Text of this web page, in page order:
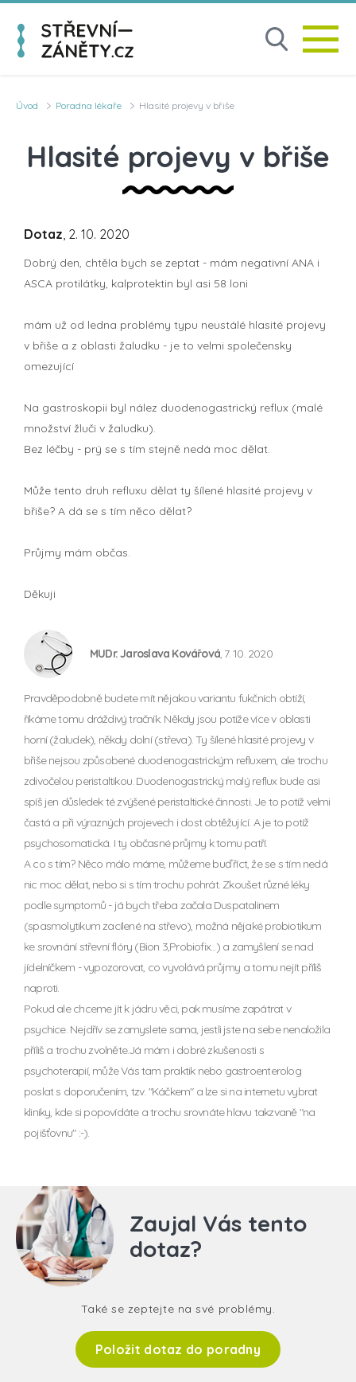
Úvod Poradna lékaře Hlasité projevy v břiše
Hlasité projevy v břiše
Dotaz, 2. 10. 2020
Dobrý den, chtěla bych se zeptat - mám negativní ANA i
ASCA protilátky, kalprotektin byl asi 58 loni
mám už od ledna problémy typu neustálé hlasité projevy
v břiše a z oblasti žaludku - je to velmi společensky
omezující
Na gastroskopii byl nález duodenogastrický reflux (malé
množství žluči v žaludku).
Bez léčby - prý se s tím stejně nedá moc dělat.
Může tento druh refluxu dělat ty šílené hlasité projevy v
břiše? A dá se s tím něco dělat?
Průjmy mám občas.
Děkuji
MUDr. Jaroslava Kovářová, 7. 10. 2020
Pravděpodobně budete mít nějakou variantu fukčních obtíží,
říkáme tomu dráždivý tračník. Někdy jsou potíže více v oblasti
horní (žaludek), někdy dolní (střeva). Ty šílené hlasité projevy v
břiše nejsou způsobené duodenogastrickým refluxem, ale trochu
zdivočelou peristaltikou. Duodenogastrický malý reflux bude asi
spíš jen důsledek té zvýšené peristaltické činnosti. Je to potíž velmi
častá a při výrazných projevech i dost obtěžující. A je to potíž
psychosomatická. I ty občasné průjmy k tomu patří.
A co s tím? Něco málo máme, můžeme buď říct, že se s tím nedá
nic moc dělat, nebo si s tím trochu pohrát. Zkoušet různé léky
podle symptomů - já bych třeba začala Duspatalinem
(spasmolytikum zacílené na střevo), možná nějaké probiotikum
ke srovnání střevní flóry (Bion 3,Probiofix...) a zamyšlení se nad
jídelníčkem - vypozorovat, co vyvolává průjmy a tomu nejít příliš
naproti.
Pokud ale chceme jít k jádru věci, pak musíme zapátrat v
psychice. Nejdřív se zamyslete sama, jestli jste na sebe nenaložila
příliš a trochu zvolněte.Já mám i dobré zkušenosti s
psychoterapií, může Vás tam praktik nebo gastroenterolog
poslat s doporučením, tzv. "Káčkem" a lze si na internetu vybrat
kliniky, kde si popovídáte a trochu srovnáte hlavu takzvaně "na
pojišťovnu" :-).
Zaujal Vás tento
dotaz?
Také se zeptejte na své problémy.
Položit dotaz do poradny